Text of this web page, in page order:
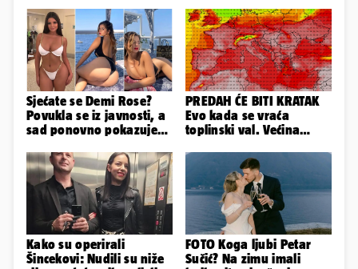
Sjećate se Demi Rose?
Povukla se iz javnosti, a
sad ponovno pokazuje
PREDAH ĆE BITI KRATAK
Evo kada se vraća
toplinski val. Većina
Kako su operirali
Šincekovi: Nudili su niže
FOTO Koga ljubi Petar
Sučić? Na zimu imali